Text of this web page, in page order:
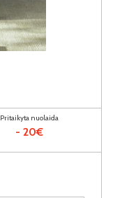
Pritaikyta nuolaida
- 20€